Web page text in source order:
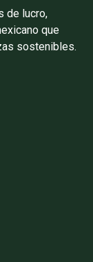
de lucro,
que
sostenibles.